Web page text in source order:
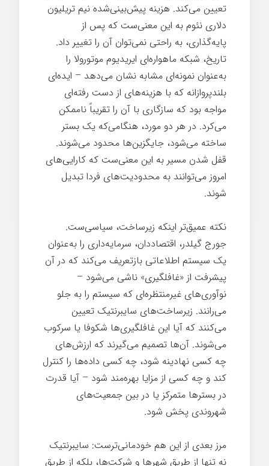
تعیین می‌کند. هزینه پیش‌بینی‌شده نیم تریلیون
دلاری نئوم به این معنی‌ست که پس از
پایه‌گذاری، به راحتی نمی‌توان آن را تغییر داد.
تاریخ، شبکه ماهواره‌ای ایریدیوم موتورولا را
به‌عنوان نمونه‌ای مشابه نشان می‌دهد – ایده‌ای
بلندپروازانه که با هزینه‌های از دست رفته‌ای
مواجه بود که سازگاری با آن را تقریباً ناممکن
می‌کرد. در هر دو مورد، هنگامی‌که یک بستر
ساخته می‌شود، جایگزین‌ها محدود می‌شوند.
قفل شدن مسیر به این معنی‌ست که کارایی‌های
امروز می‌توانند به محدودیت‌های فردا تبدیل
شوند.
نکته عمیق‌تر اینکه زیرساخت، سیاسی‌ست.
جورج گیلدر، اقتصاددان، سرمایه‌داری را به‌عنوان
یک سیستم اطلاعاتی بازتعریف می‌کند که در آن
پیشرفت از «غافلگیری» ناشی می‌شود –
نوآوری‌های غیرمنتظره‌ای که سیستم را به جلو
می‌رانند. زیرساخت‌های سایبرنتیک تعیین
می‌کنند که آیا این غافلگیری‌ها شکوفا یا سرکوب
می‌شوند. آن‌ها تصمیم می‌گیرند که ارزش‌های
چه کسی نهادینه شود، چه کسی داده‌ها را کنترل
کند و چه کسی از مزایا بهره‌مند شود – آیا قدرت
در بسترها متمرکز یا در بین جمعیت‌های
شهروندی پخش شود.
مرز بعدی از این هم خودمانی‌ترست: سایبرنتیک
نه تنها از طریق شهرها و شرکت‌ها، بلکه از طریق